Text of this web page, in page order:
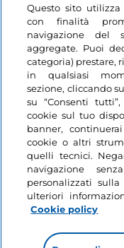
Questo sito
con finalità
navigazione del
aggregate. Puoi
categoria) prestare,
in qualsiasi
sezione, cliccando
su “Consenti
cookie sul tuo
banner,
cookie o altri
quelli tecnici.
navigazione
personalizzati
ulteriori
Cookie policy